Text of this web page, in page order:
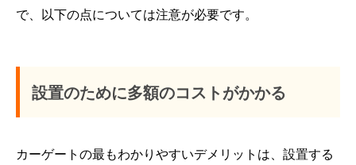
で、以下の点については注意が必要です。
設置のために多額のコストがかかる
カーゲートの最もわかりやすいデメリットは、設置する